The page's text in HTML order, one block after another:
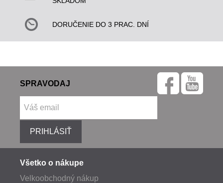
DORUČENIE DO 3 PRAC. DNÍ
SPRAVODAJ
PRIHLÁSIŤ
Všetko o nákupe
Velkoobchodný nákup